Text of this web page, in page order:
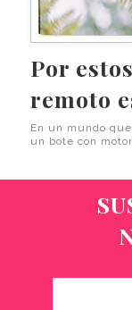
Por
remoto
En un mundo
un bote con